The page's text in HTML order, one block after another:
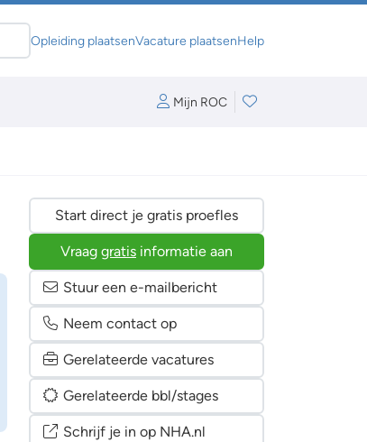
Opleiding plaatsenVacature plaatsenHelp
Mijn ROC
Start direct je gratis proefles
Vraag gratis informatie aan
Stuur een e-mailbericht
Neem contact op
Gerelateerde vacatures
Gerelateerde bbl/stages
Schrijf je in op NHA.nl